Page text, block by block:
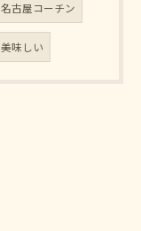
名古屋コーチン
美味しい